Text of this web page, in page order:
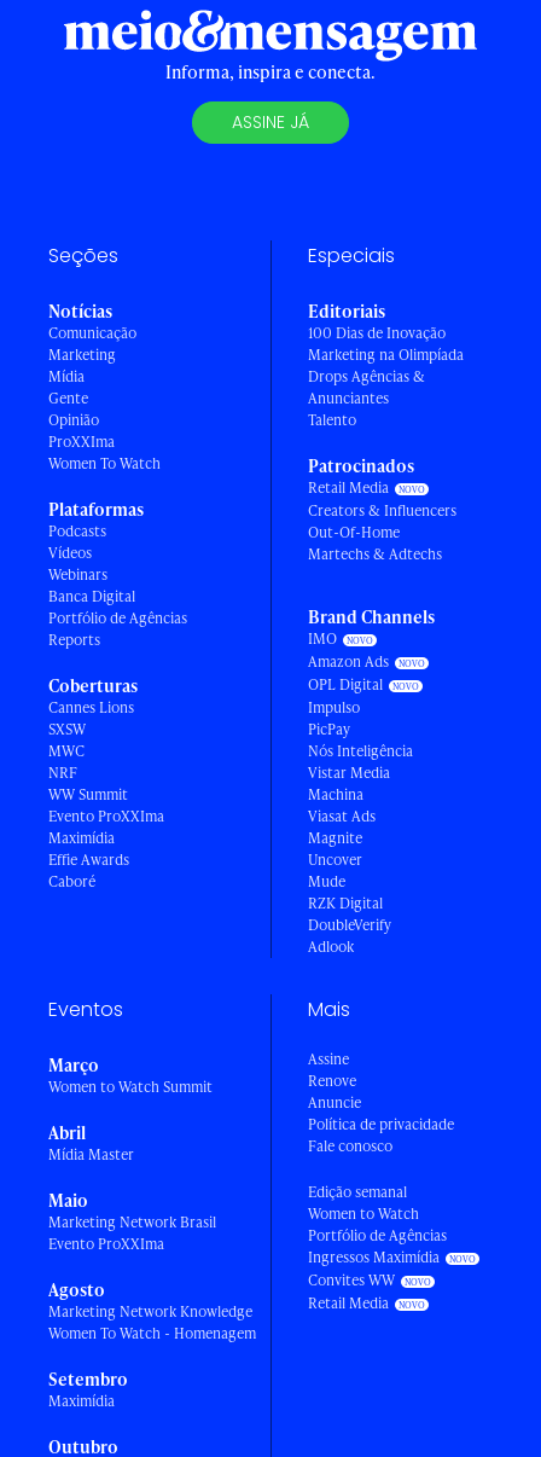
Informa, inspira e conecta.
ASSINE JÁ
Seções
Notícias
Comunicação
Marketing
Mídia
Gente
Opinião
ProXXIma
Women To Watch
Plataformas
Podcasts
Vídeos
Webinars
Banca Digital
Portfólio de Agências
Reports
Coberturas
Cannes Lions
SXSW
MWC
NRF
WW Summit
Evento ProXXIma
Maximídia
Effie Awards
Caboré
Especiais
Editoriais
100 Dias de Inovação
Marketing na Olimpíada
Drops Agências &
Anunciantes
Talento
Patrocinados
Retail Media
Creators & Influencers
Out-Of-Home
Martechs & Adtechs
Brand Channels
IMO
Amazon Ads
OPL Digital
Impulso
PicPay
Nós Inteligência
Vistar Media
Machina
Viasat Ads
Magnite
Uncover
Mude
RZK Digital
DoubleVerify
Adlook
Eventos
Março
Women to Watch Summit
Abril
Mídia Master
Maio
Marketing Network Brasil
Evento ProXXIma
Agosto
Marketing Network Knowledge
Women To Watch - Homenagem
Setembro
Maximídia
Outubro
Mais
Assine
Renove
Anuncie
Política de privacidade
Fale conosco
Edição semanal
Women to Watch
Portfólio de Agências
Ingressos Maximídia
Convites WW
Retail Media